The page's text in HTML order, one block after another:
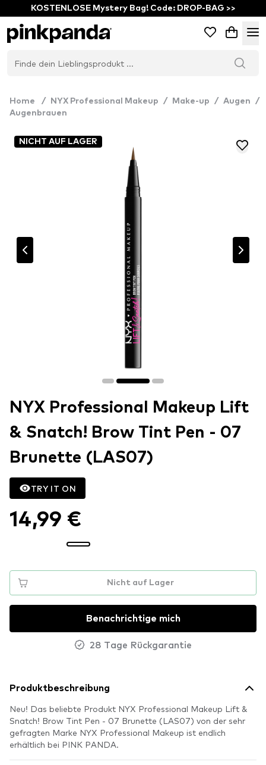
KOSTENLOSE Mystery Bag! Code: DROP-BAG >>
Home / NYX Professional Makeup / Make-up / Augen
/
Augenbrauen
NICHT AUF LAGER
NYX Professional Makeup Lift
& Snatch! Brow Tint Pen - 07
Brunette (LAS07)
TRY IT ON
14,99 €
Nicht auf Lager
Benachrichtige mich
28 Tage Rückgarantie
Produktbeschreibung
Neu! Das beliebte Produkt NYX Professional Makeup Lift &
Snatch! Brow Tint Pen - 07 Brunette (LAS07) von der sehr
gefragten Marke NYX Professional Makeup ist endlich
erhältlich bei PINK PANDA.